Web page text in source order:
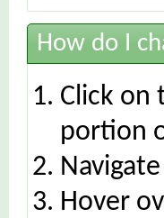
How do I
Click on
portion
Hover